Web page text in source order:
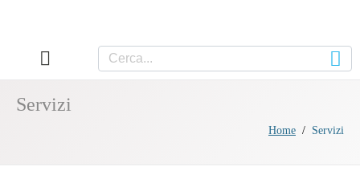
Servizi
Home Servizi